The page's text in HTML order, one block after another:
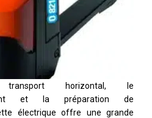
horizontal, le
et la préparation de
électrique offre une grande